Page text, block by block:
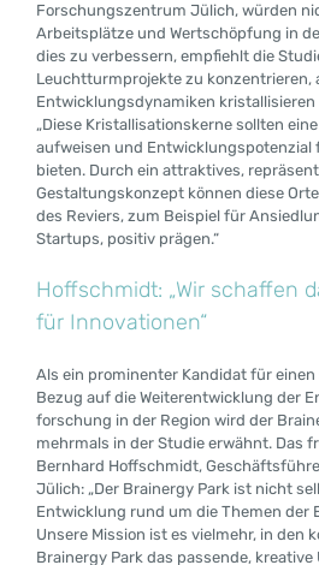
Forschungszentrum Jülich, würden
Arbeitsplätze und Wertschöpfung in
dies zu verbessern, empfiehlt die
Leuchtturmprojekte zu konzentrieren,
Entwicklungsdynamiken
„Diese Kristallisationskerne sollten
aufweisen und
bieten. Durch ein attraktives,
Gestaltungskonzept können diese
des Reviers, zum Beispiel für
Startups, positiv prägen.“
Hoffschmidt: „Wir schaffen
für Innovationen“
Als ein prominenter Kandidat für
Bezug auf die Weiterentwicklung der
forschung in der Region wird der
mehrmals in der Studie erwähnt. Das
Bernhard Hoffschmidt,
Jülich: „Der Brainergy Park ist nicht
Entwicklung rund um die Themen der
Unsere Mission ist es vielmehr, in den
Brainergy Park das passende,